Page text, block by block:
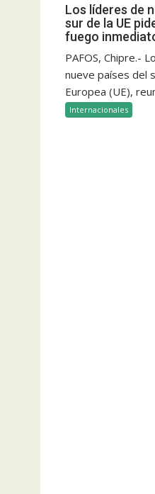
Los líderes de
sur de la UE
fuego
PAFOS, Chipre.-
nueve países del
Europea (UE),
Internacionales